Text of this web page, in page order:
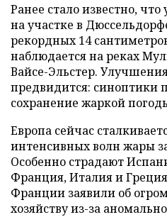
Ранее стало известно,
на участке в
рекордных 14
наблюдается на реках
Вайсе-Эльстер.
предвидится: синоптики
сохранение жаркой
Европа сейчас
интенсивных волн жары
Особенно страдают
Франция, Италия и
Франции заявили об
хозяйству из-за